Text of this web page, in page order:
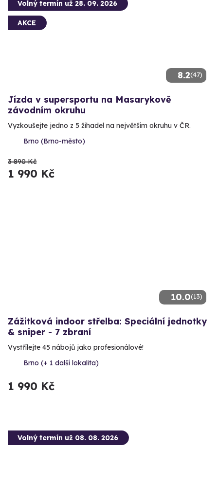
8.2(47)
Volný termín už 28. 09. 2026
AKCE
Jízda v supersportu na Masarykově
závodním okruhu
Vyzkoušejte jedno z 5 žihadel na největším okruhu v ČR.
Brno (Brno-město)
3 890 Kč
1 990 Kč
10.0(13)
Zážitková indoor střelba: Speciální jednotky
& sniper - 7 zbraní
Vystřílejte 45 nábojů jako profesionálové!
Brno (+ 1 další lokalita)
1 990 Kč
Volný termín už 08. 08. 2026